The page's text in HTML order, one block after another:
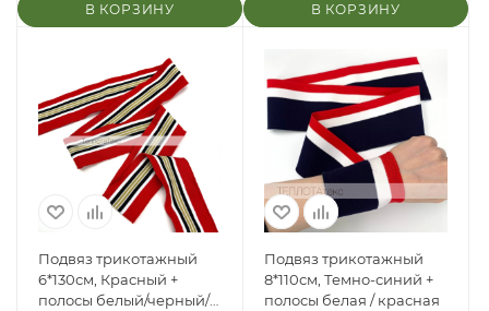
В КОРЗИНУ В КОРЗИНУ
Подвяз трикотажный
6*130см, Красный +
полосы белый/черный/
Подвяз трикотажный
8*110см, Темно-синий +
полосы белая / красная